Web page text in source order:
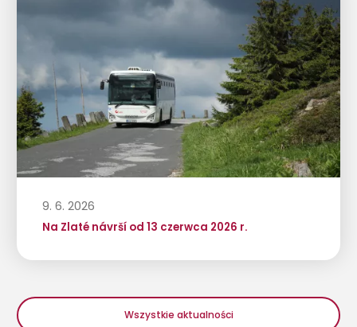
9. 6. 2026
Na Zlaté návrší od 13 czerwca 2026 r.
Wszystkie aktualności